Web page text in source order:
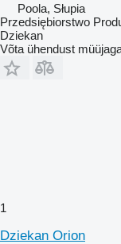
Poola, Słupia
Przedsiębiorstwo
Dziekan
Võta ühendust
1
Dziekan Orion